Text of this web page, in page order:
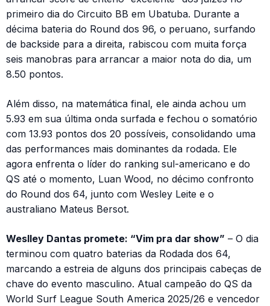
primeiro dia do Circuito BB em Ubatuba. Durante a
décima bateria do Round dos 96, o peruano, surfando
de backside para a direita, rabiscou com muita força
seis manobras para arrancar a maior nota do dia, um
8.50 pontos.
Além disso, na matemática final, ele ainda achou um
5.93 em sua última onda surfada e fechou o somatório
com 13.93 pontos dos 20 possíveis, consolidando uma
das performances mais dominantes da rodada. Ele
agora enfrenta o líder do ranking sul-americano e do
QS até o momento, Luan Wood, no décimo confronto
do Round dos 64, junto com Wesley Leite e o
australiano Mateus Bersot.
Weslley Dantas promete: “Vim pra dar show” – O dia
terminou com quatro baterias da Rodada dos 64,
marcando a estreia de alguns dos principais cabeças de
chave do evento masculino. Atual campeão do QS da
World Surf League South America 2025/26 e vencedor